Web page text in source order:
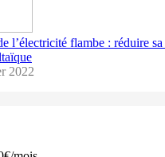
l’électricité flambe : réduire
2022